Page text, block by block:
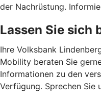
der Nachrüstung.
Lassen Sie sich
Ihre Volksbank
Mobility beraten Sie
Informationen zu den
Verfügung. Sprechen Sie